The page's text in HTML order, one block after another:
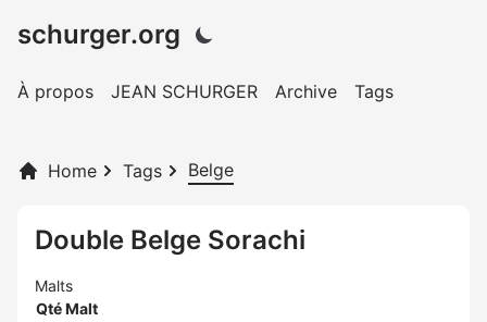
schurger.org
À propos JEAN SCHURGER Archive Tags
Home Tags Belge
Double Belge Sorachi
Malts
QtéMalt